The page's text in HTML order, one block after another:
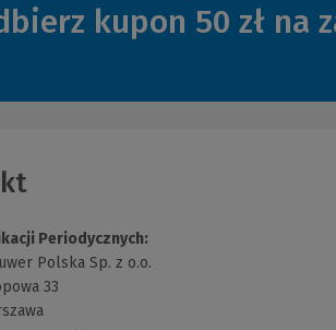
kupon 50 zł na
Periodycznych:
Polska Sp. z o.o.
33